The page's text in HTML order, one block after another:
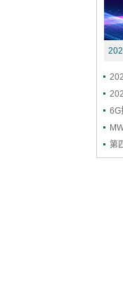
6G
第